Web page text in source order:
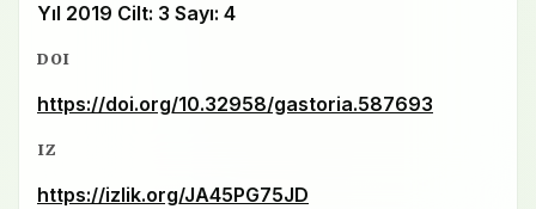
Yıl 2019 Cilt: 3 Sayı: 4
DOI
https://doi.org/10.32958/gastoria.587693
IZ
https://izlik.org/JA45PG75JD